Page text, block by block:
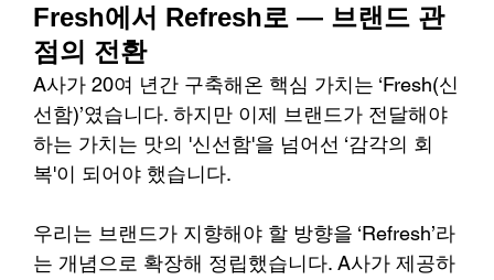
Fresh에서 Refresh로 — 브랜드 관
점의 전환
A사가 20여 년간 구축해온 핵심 가치는 ‘Fresh(신
선함)’였습니다. 하지만 이제 브랜드가 전달해야
하는 가치는 맛의 '신선함'을 넘어선 ‘감각의 회
복'이 되어야 했습니다.
우리는 브랜드가 지향해야 할 방향을 ‘Refresh’라
는 개념으로 확장해 정립했습니다. A사가 제공하